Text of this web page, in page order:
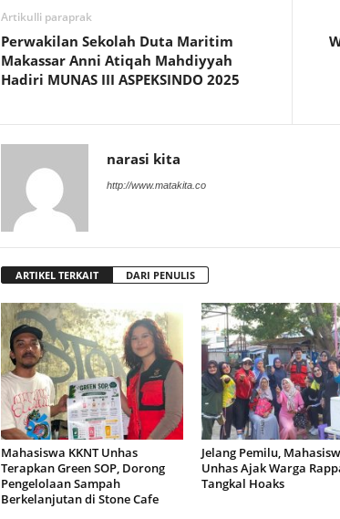
Artikulli paraprak
Perwakilan Sekolah Duta Maritim
Makassar Anni Atiqah Mahdiyyah
Hadiri MUNAS III ASPEKSINDO 2025
narasi kita
http://www.matakita.co
ARTIKEL TERKAIT DARI PENULIS
Mahasiswa KKNT Unhas
Terapkan Green SOP, Dorong
Pengelolaan Sampah
Berkelanjutan di Stone Cafe
Jelang Pemilu,
Unhas Ajak Warga
Tangkal Hoaks